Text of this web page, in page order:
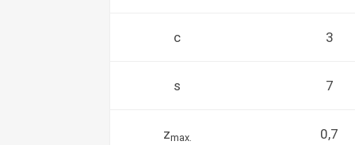
c 3
s 7
zmax. 0,7